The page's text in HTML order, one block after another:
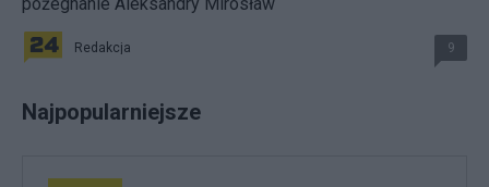
Redakcja 9
Najpopularniejsze